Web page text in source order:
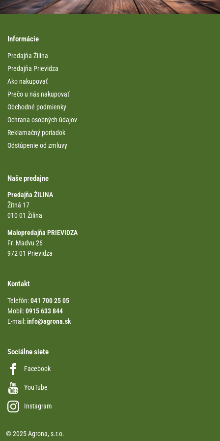
Informácie
Predajňa Žilina
Predajňa Prievidza
Ako nakupovať
Prečo u nás nakupovať
Obchodné podmienky
Ochrana osobných údajov
Reklamačný poriadok
Odstúpenie od zmluvy
Naše predajne
Predajňa ŽILINA
Žitná 17
010 01 Žilina
Malopredajňa PRIEVIDZA
Fr. Madvu 26
972 01 Prievidza
Kontakt
Telefón:041 700 25 05
Mobil:0915 633 844
E-mail:info@agrona.sk
Sociálne siete
Facebook
YouTube
Instagram
© 2025 Agrona, s.r.o.